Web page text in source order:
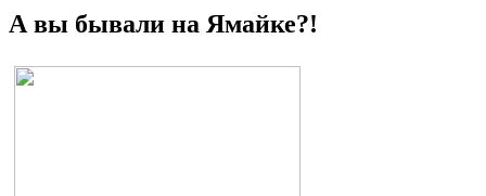
А вы бывали на Ямайке?!